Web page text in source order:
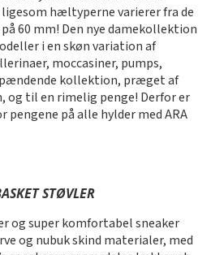
hæltyperne varierer fra de
60 mm! Den nye damekollektion
i en skøn variation af
moccasiner, pumps,
kollektion, præget af
og til en rimelig penge! Derfor er
på alle hylder med ARA
STØVLER
og super komfortabel sneaker
og nubuk skind materialer, med